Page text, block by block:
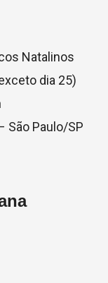
Natalinos
dia 25)
São Paulo/SP